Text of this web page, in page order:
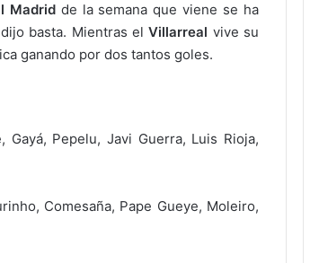
Madridde la semana que viene se ha
dijo basta. Mientras elVillarreal vive su
ganando por dos tantos goles.
Pepelu, Javi Guerra, Luis Rioja,
Comesaña, Pape Gueye, Moleiro,